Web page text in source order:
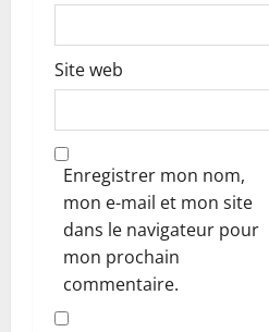
Site web
Enregistrer mon nom,
mon e-mail et mon site
dans le navigateur pour
mon prochain
commentaire.